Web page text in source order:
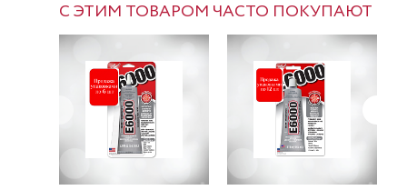
С ЭТИМ ТОВАРОМ ЧАСТО ПОКУПАЮТ